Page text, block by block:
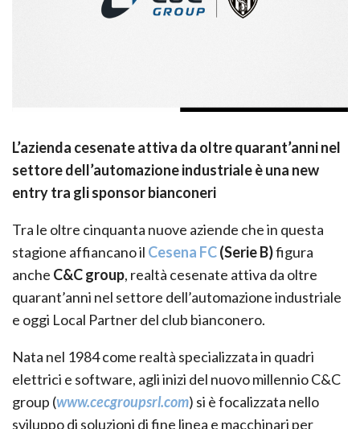
L’azienda cesenate attiva da oltre quarant’anni nel
settore dell’automazione industriale è una new
entry tra gli sponsor bianconeri
Tra le oltre cinquanta nuove aziende che in questa
stagione affiancano il Cesena FC(Serie B)figura
anche C&C group, realtà cesenate attiva da oltre
quarant’anni nel settore dell’automazione industriale
e oggi Local Partner del club bianconero.
Nata nel 1984 come realtà specializzata in quadri
elettrici e software, agli inizi del nuovo millennio C&C
group (www.cecgroupsrl.com) si è focalizzata nello
sviluppo di soluzioni di fine linea e macchinari per